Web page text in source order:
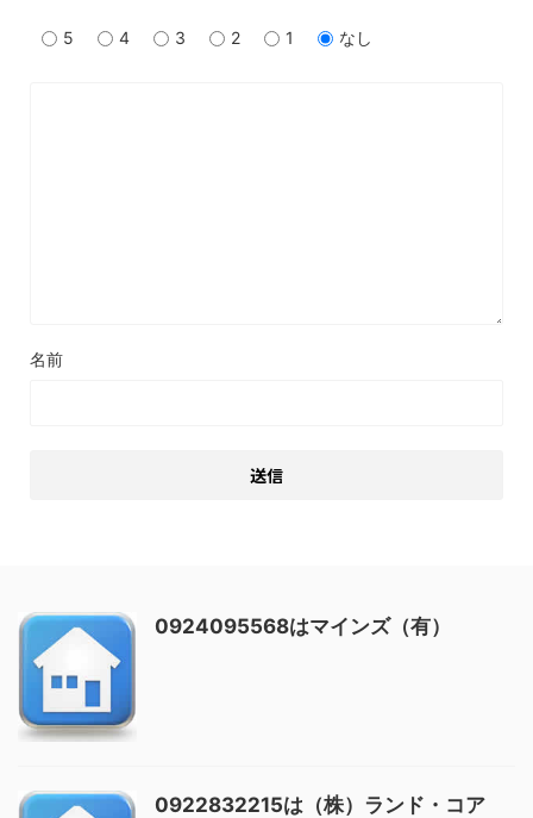
5 4 3 2 1 なし
名前
0924095568はマインズ（有）
0922832215は（株）ランド・コア